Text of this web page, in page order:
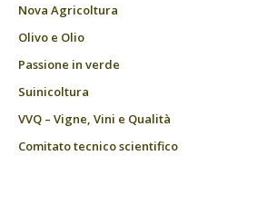
Nova Agricoltura
Olivo e Olio
Passione in verde
Suinicoltura
VVQ – Vigne, Vini e Qualità
Comitato tecnico scientifico